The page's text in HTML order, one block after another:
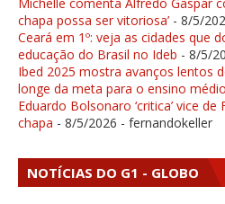
chapa possa ser vitoriosa’ - 8/5/
Ceará em 1º: veja as cidades que
educação do Brasil no Ideb - 8/5/
Ibed 2025 mostra avanços lentos
longe da meta para o ensino médio
Eduardo Bolsonaro ‘critica’ vice
chapa - 8/5/2026 - fernandokeller
NOTÍCIAS DO G1 - GLOBO